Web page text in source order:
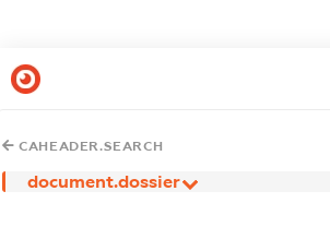
CAHEADER.SEARCH
document.dossier